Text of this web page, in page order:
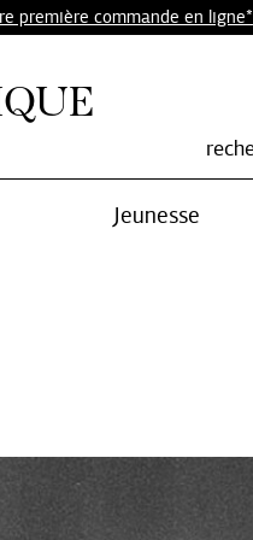
première commande en ligne*
Jeunesse